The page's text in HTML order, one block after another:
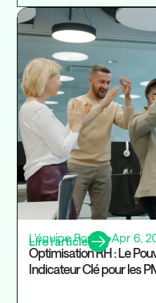
L'équipe Rosaly•Apr 6,
Optimisation RH : Le
Indicateur Clé pour les
Lire l’article